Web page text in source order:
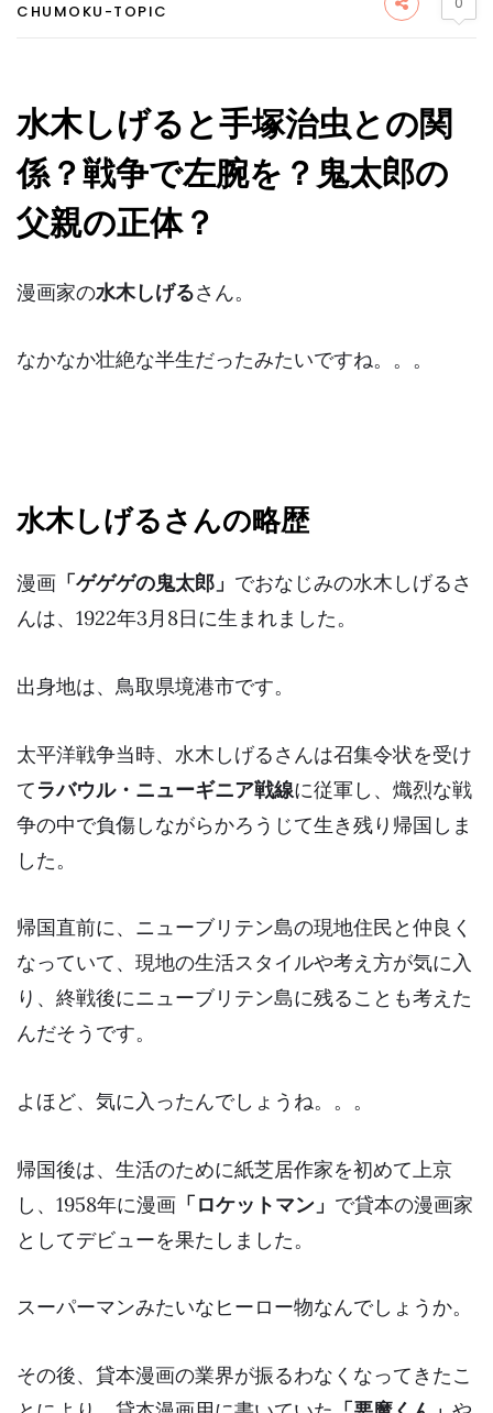
CHUMOKU-TOPIC
水木しげると手塚治虫との関
係？戦争で左腕を？鬼太郎の
父親の正体？
漫画家の水木しげるさん。
なかなか壮絶な半生だったみたいですね。。。
水木しげるさんの略歴
漫画 「ゲゲゲの鬼太郎」 でおなじみの水木しげるさ
んは、1922年3月8日に生まれました。
出身地は、鳥取県境港市です。
太平洋戦争当時、水木しげるさんは召集令状を受け
てラバウル・ニューギニア戦線に従軍し、熾烈な戦
争の中で負傷しながらかろうじて生き残り帰国しま
した。
帰国直前に、ニューブリテン島の現地住民と仲良く
なっていて、現地の生活スタイルや考え方が気に入
り、終戦後にニューブリテン島に残ることも考えた
んだそうです。
よほど、気に入ったんでしょうね。。。
帰国後は、生活のために紙芝居作家を初めて上京
し、1958年に漫画 「ロケットマン」 で貸本の漫画家
としてデビューを果たしました。
スーパーマンみたいなヒーロー物なんでしょうか。
その後、貸本漫画の業界が振るわなくなってきたこ